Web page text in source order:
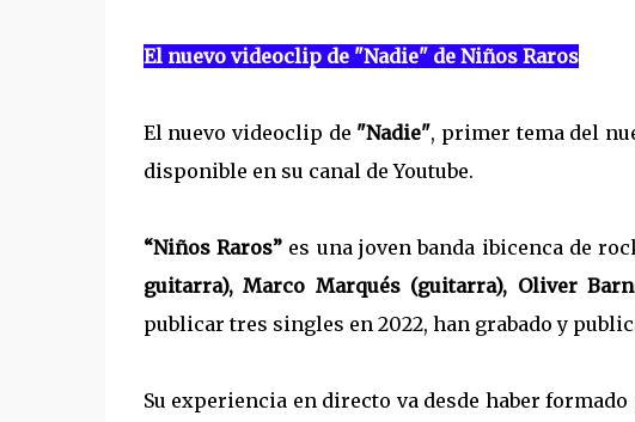
El nuevo videoclip de "Nadie" de Niños Raros
El nuevo videoclip de "Nadie", primer tema del
disponible en su canal de Youtube.
“Niños Raros”es una joven banda ibicenca de
guitarra), Marco Marqués (guitarra), Oliver
publicar tres singles en 2022, han grabado y
Su experiencia en directo va desde haber